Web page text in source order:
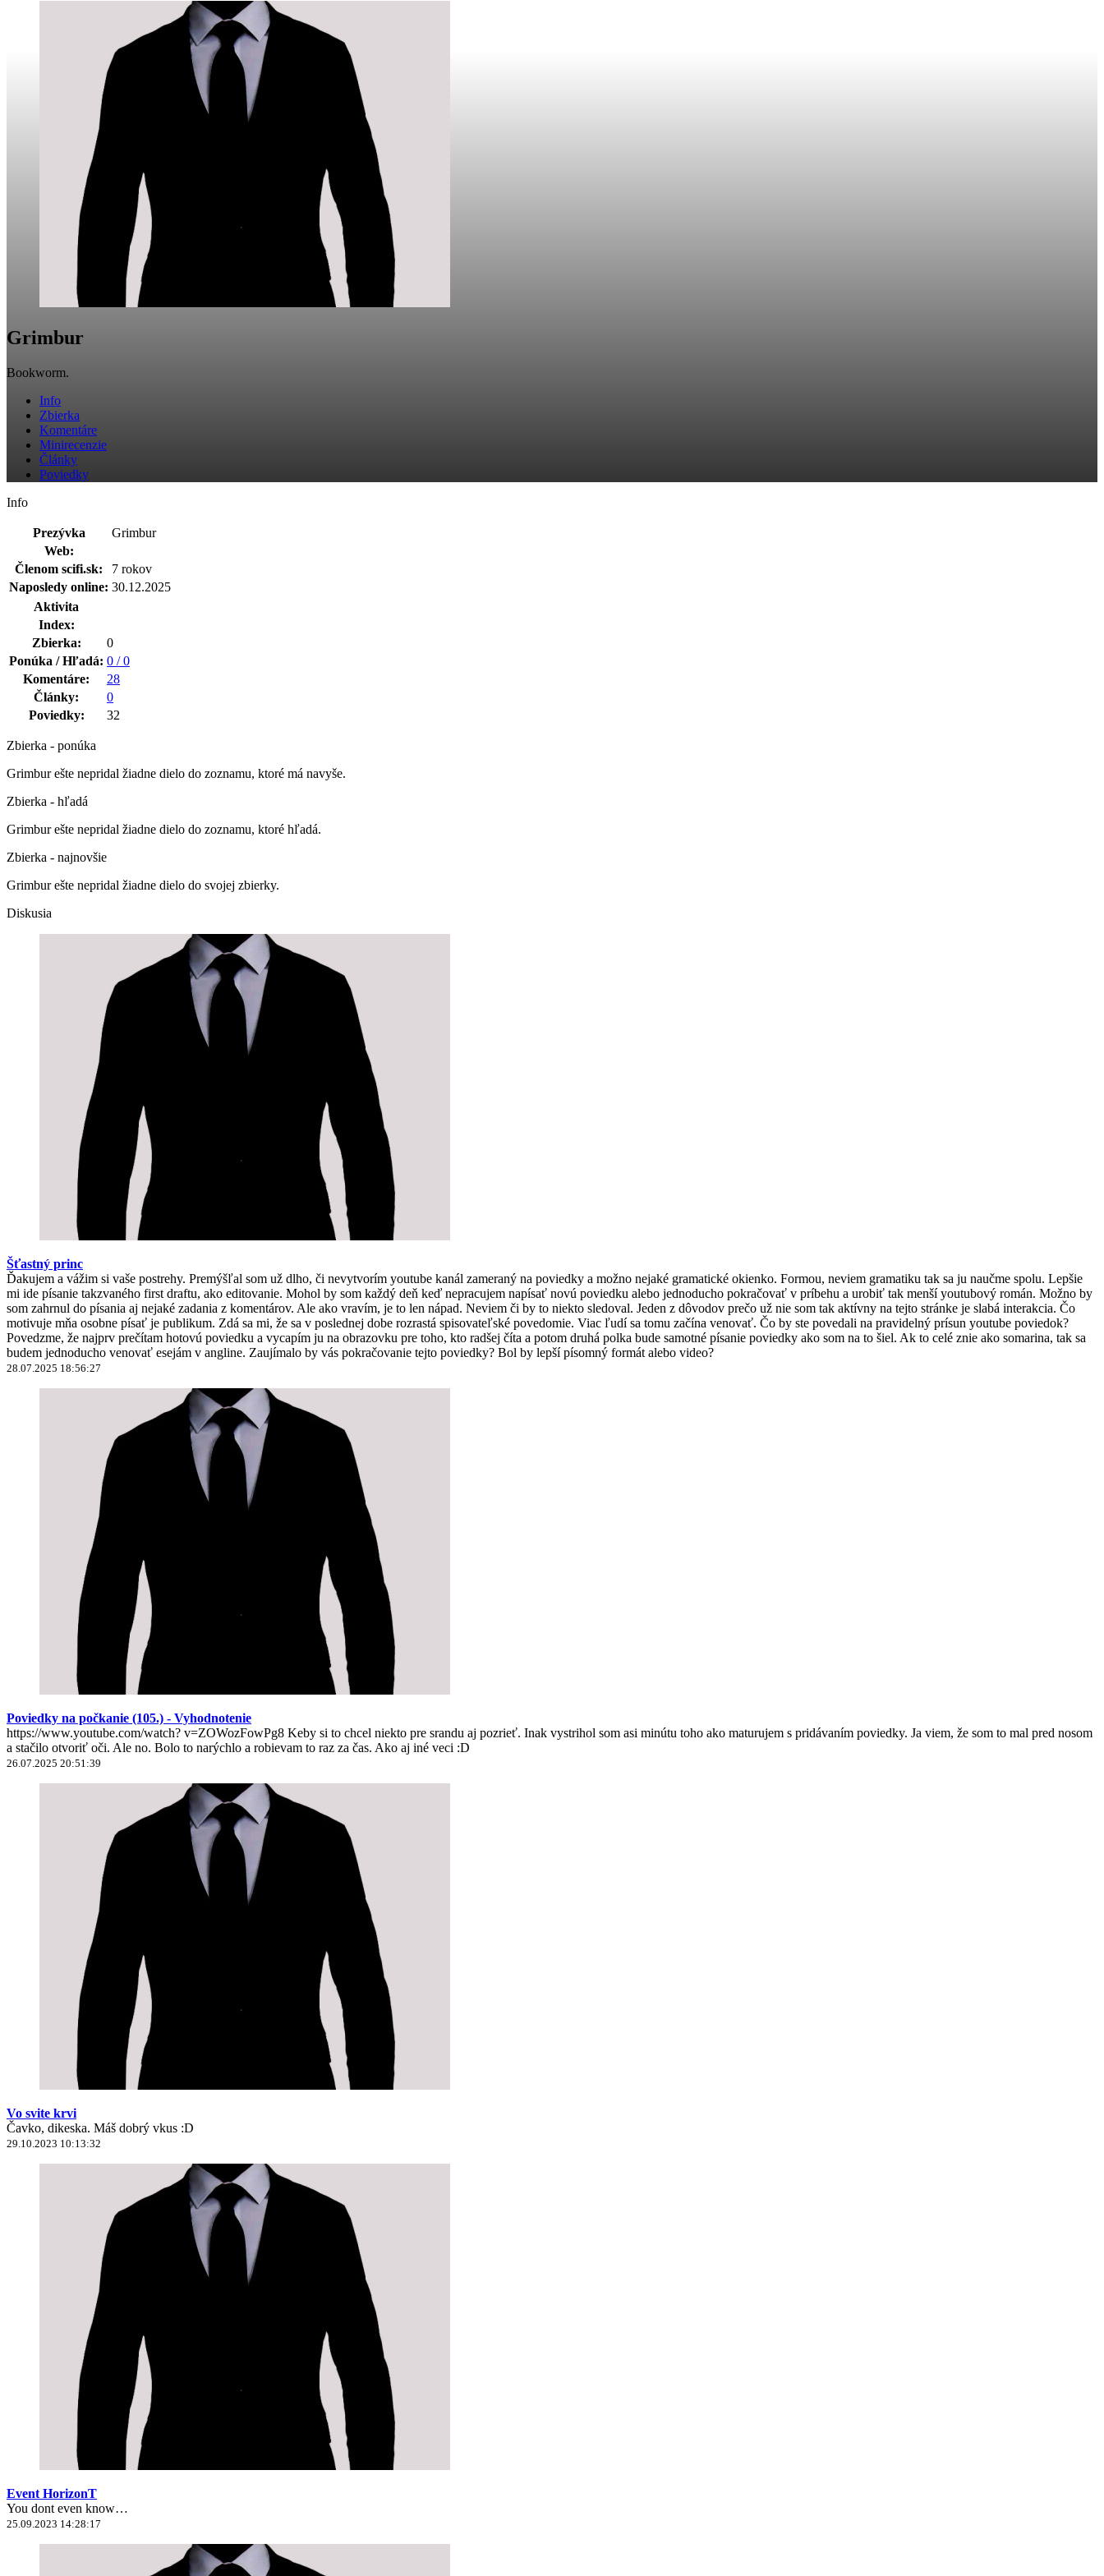
Grimbur
Bookworm.
Info
Zbierka
Komentáre
Minirecenzie
Články
Poviedky
Info
Prezývka
Grimbur
Web:
Členom scifi.sk:
7 rokov
Naposledy online: 30.12.2025
Aktivita
Index:
Zbierka:
0
Ponúka / Hľadá: 0 / 0
Komentáre:
28
Články:
0
Poviedky:
32
Zbierka - ponúka
Grimbur ešte nepridal žiadne dielo do zoznamu, ktoré má navyše.
Zbierka - hľadá
Grimbur ešte nepridal žiadne dielo do zoznamu, ktoré hľadá.
Zbierka - najnovšie
Grimbur ešte nepridal žiadne dielo do svojej zbierky.
Diskusia
Šťastný princ
Ďakujem a vážim si vaše postrehy. Premýšľal som už dlho, či nevytvorím youtube kanál zameraný na poviedky a možno nejaké gramatické okienko. Formou, neviem gramatiku tak sa ju naučme spolu. Lepšie
mi ide písanie takzvaného first draftu, ako editovanie. Mohol by som každý deň keď nepracujem napísať novú poviedku alebo jednoducho pokračovať v príbehu a urobiť tak menší youtubový román. Možno by
som zahrnul do písania aj nejaké zadania z komentárov. Ale ako vravím, je to len nápad. Neviem či by to niekto sledoval. Jeden z dôvodov prečo už nie som tak aktívny na tejto stránke je slabá interakcia. Čo
motivuje mňa osobne písať je publikum. Zdá sa mi, že sa v poslednej dobe rozrastá spisovateľské povedomie. Viac ľudí sa tomu začína venovať. Čo by ste povedali na pravidelný prísun youtube poviedok?
Povedzme, že najprv prečítam hotovú poviedku a vycapím ju na obrazovku pre toho, kto radšej číta a potom druhá polka bude samotné písanie poviedky ako som na to šiel. Ak to celé znie ako somarina, tak sa
budem jednoducho venovať esejám v angline. Zaujímalo by vás pokračovanie tejto poviedky? Bol by lepší písomný formát alebo video?
28.07.2025 18:56:27
Poviedky na počkanie (105.) - Vyhodnotenie
https://www.youtube.com/watch? v=ZOWozFowPg8 Keby si to chcel niekto pre srandu aj pozrieť. Inak vystrihol som asi minútu toho ako maturujem s pridávaním poviedky. Ja viem, že som to mal pred nosom
a stačilo otvoriť oči. Ale no. Bolo to narýchlo a robievam to raz za čas. Ako aj iné veci :D
26.07.2025 20:51:39
Vo svite krvi
Čavko, dikeska. Máš dobrý vkus :D
29.10.2023 10:13:32
Event HorizonT
You dont even know…
25.09.2023 14:28:17